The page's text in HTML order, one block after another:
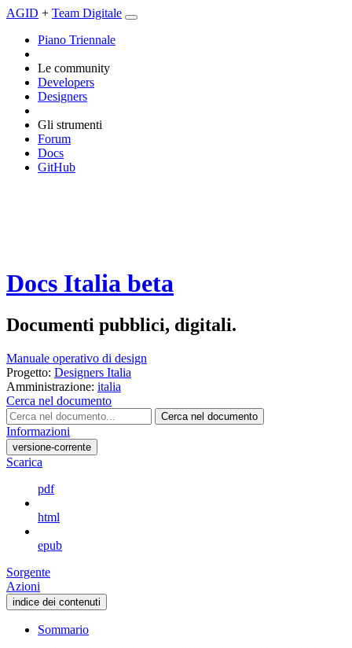
AGID + Team Digitale
Piano Triennale
Le community
Developers
Designers
Gli strumenti
Forum
Docs
GitHub
Docs Italia beta
Documenti pubblici, digitali.
Manuale operativo di design
Progetto: Designers Italia
Amministrazione: italia
Cerca nel documento
Cerca nel documento
Informazioni
versione-corrente
Scarica
pdf
html
epub
Sorgente
Azioni
indice dei contenuti
Sommario